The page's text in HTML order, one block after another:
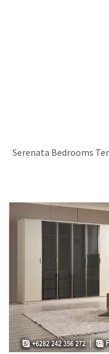
Serenata Bedrooms